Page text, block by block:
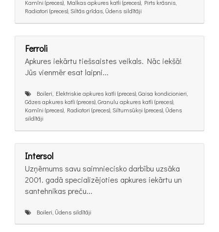
Kamīni (preces), Malkas apkures katli (preces), Pirts krāsnis,
Radiatori (preces), Siltās grīdas, Ūdens sildītāji
Ferroli
Apkures iekārtu tiešsaistes veikals. Nāc iekšā!
Jūs vienmēr esat laipni...
Boileri, Elektriskie apkures katli (preces), Gaisa kondicionieri,
Gāzes apkures katli (preces), Granulu apkures katli (preces),
Kamīni (preces), Radiatori (preces), Siltumsūkņi (preces), Ūdens
sildītāji
Intersol
Uzņēmums savu saimniecisko darbību uzsāka
2001. gadā specializējoties apkures iekārtu un
santehnikas preču...
Boileri, Ūdens sildītāji